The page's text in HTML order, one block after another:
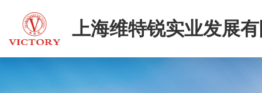
上海维特锐实业发展